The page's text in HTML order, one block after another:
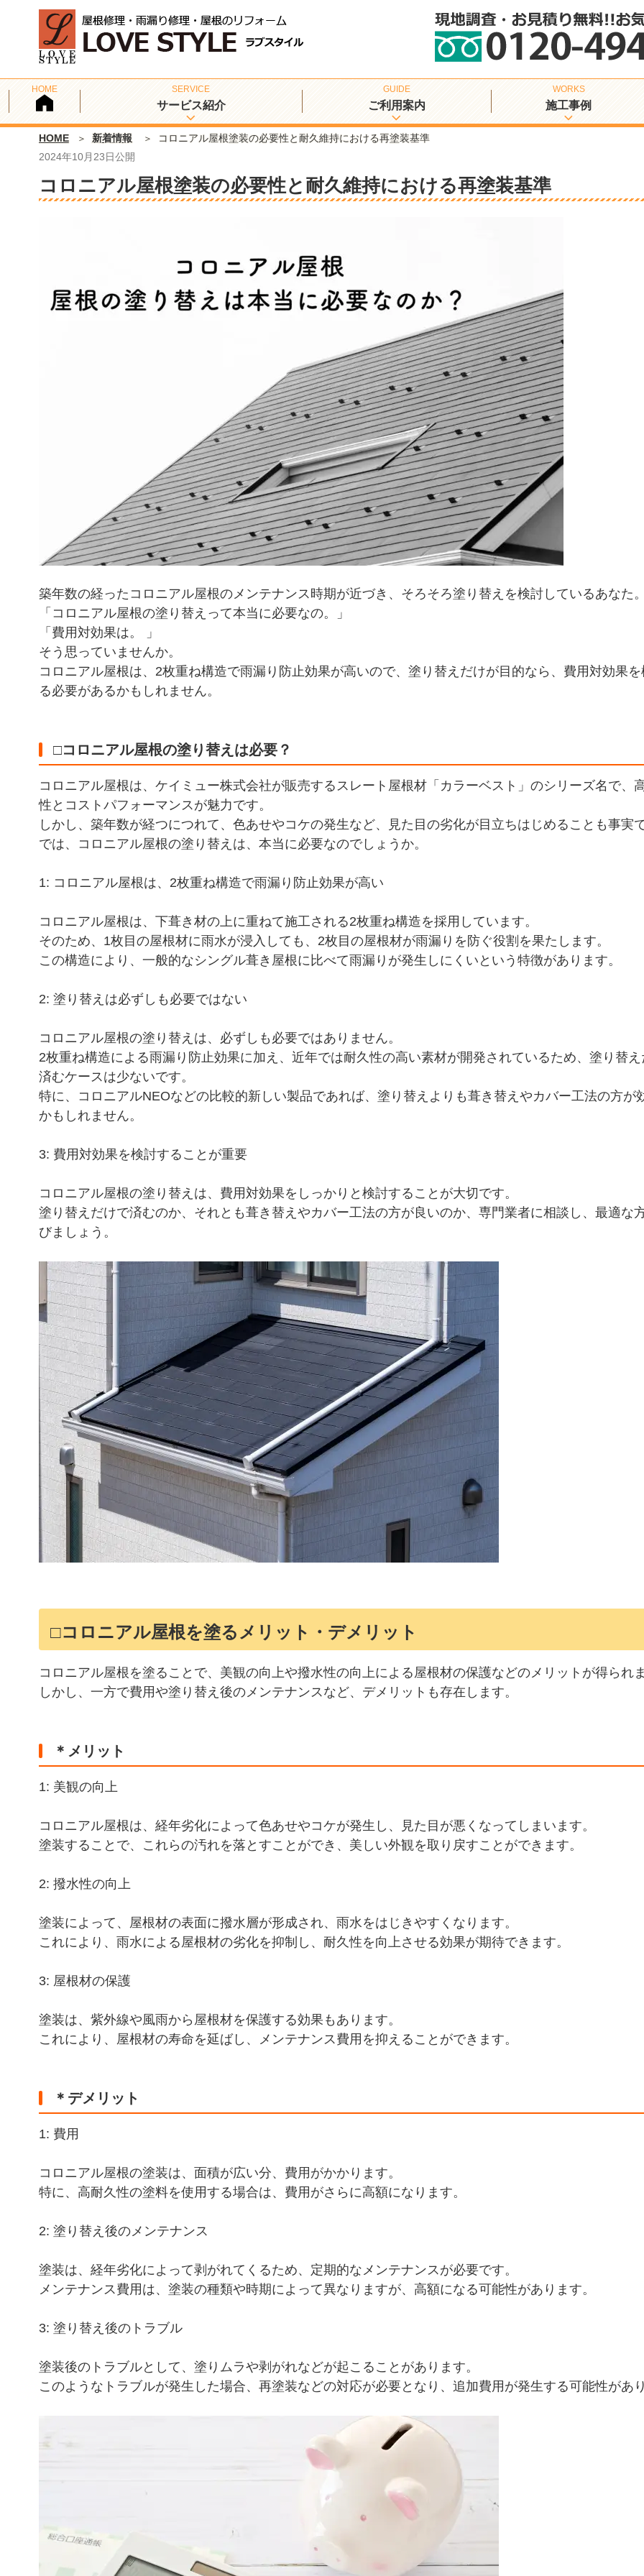
サービス紹介 ご利用案内 施工事例
HOME 新着情報
コロニアル屋根塗装の必要性と耐久維持における再塗装基準
2024年10月23日公開
コロニアル屋根塗装の必要性と耐久維持における再塗装基準
築年数の経ったコロニアル屋根のメンテナンス時期が近づき、そろそろ塗り替えを検討しているあなた
「コロニアル屋根の塗り替えって本当に必要なの。」
「費用対効果は。 」
そう思っていませんか。
コロニアル屋根は、2枚重ね構造で雨漏り防止効果が高いので、塗り替えだけが目的なら、費用対効果
る必要があるかもしれません。
□コロニアル屋根の塗り替えは必要？
コロニアル屋根は、ケイミュー株式会社が販売するスレート屋根材「カラーベスト」のシリーズ名で、
性とコストパフォーマンスが魅力です。
しかし、築年数が経つにつれて、色あせやコケの発生など、見た目の劣化が目立ちはじめることも事実
では、コロニアル屋根の塗り替えは、本当に必要なのでしょうか。
1: コロニアル屋根は、2枚重ね構造で雨漏り防止効果が高い
コロニアル屋根は、下葺き材の上に重ねて施工される2枚重ね構造を採用しています。
そのため、1枚目の屋根材に雨水が浸入しても、2枚目の屋根材が雨漏りを防ぐ役割を果たします。
この構造により、一般的なシングル葺き屋根に比べて雨漏りが発生しにくいという特徴があります。
2: 塗り替えは必ずしも必要ではない
コロニアル屋根の塗り替えは、必ずしも必要ではありません。
2枚重ね構造による雨漏り防止効果に加え、近年では耐久性の高い素材が開発されているため、塗り替
済むケースは少ないです。
特に、コロニアルNEOなどの比較的新しい製品であれば、塗り替えよりも葺き替えやカバー工法の方が
かもしれません。
3: 費用対効果を検討することが重要
コロニアル屋根の塗り替えは、費用対効果をしっかりと検討することが大切です。
塗り替えだけで済むのか、それとも葺き替えやカバー工法の方が良いのか、専門業者に相談し、最適な
びましょう。
□コロニアル屋根を塗るメリット・デメリット
コロニアル屋根を塗ることで、美観の向上や撥水性の向上による屋根材の保護などのメリットが得られ
しかし、一方で費用や塗り替え後のメンテナンスなど、デメリットも存在します。
＊メリット
1: 美観の向上
コロニアル屋根は、経年劣化によって色あせやコケが発生し、見た目が悪くなってしまいます。
塗装することで、これらの汚れを落とすことができ、美しい外観を取り戻すことができます。
2: 撥水性の向上
塗装によって、屋根材の表面に撥水層が形成され、雨水をはじきやすくなります。
これにより、雨水による屋根材の劣化を抑制し、耐久性を向上させる効果が期待できます。
3: 屋根材の保護
塗装は、紫外線や風雨から屋根材を保護する効果もあります。
これにより、屋根材の寿命を延ばし、メンテナンス費用を抑えることができます。
＊デメリット
1: 費用
コロニアル屋根の塗装は、面積が広い分、費用がかかります。
特に、高耐久性の塗料を使用する場合は、費用がさらに高額になります。
2: 塗り替え後のメンテナンス
塗装は、経年劣化によって剥がれてくるため、定期的なメンテナンスが必要です。
メンテナンス費用は、塗装の種類や時期によって異なりますが、高額になる可能性があります。
3: 塗り替え後のトラブル
塗装後のトラブルとして、塗りムラや剥がれなどが起こることがあります。
このようなトラブルが発生した場合、再塗装などの対応が必要となり、追加費用が発生する可能性があ